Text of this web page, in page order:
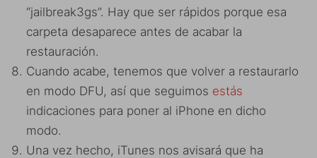
“jailbreak3gs”. Hay que ser rápidos porque esa
carpeta desaparece antes de acabar la
restauración.
Cuando acabe, tenemos que volver a restaurarlo
en modo DFU, así que seguimos estás
indicaciones para poner al iPhone en dicho
modo.
Una vez hecho, iTunes nos avisará que ha